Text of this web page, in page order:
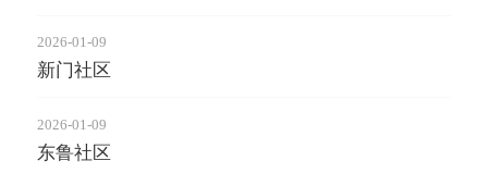
2026-01-09
新门社区
2026-01-09
东鲁社区